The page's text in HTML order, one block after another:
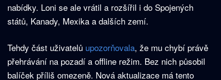
nabídky. Loni se ale vrátil a rozšířil i do Spojených
států, Kanady, Mexika a dalších zemí.
Tehdy část uživatelů upozorňovala, že mu chybí právě
přehrávání na pozadí a offline režim. Bez nich působil
balíček příliš omezeně. Nová aktualizace má tento